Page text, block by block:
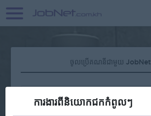
ចូលប្រើគណនីជាមួយ JobNet
ការងារ​ពីនិយោកជកកំពូលៗ